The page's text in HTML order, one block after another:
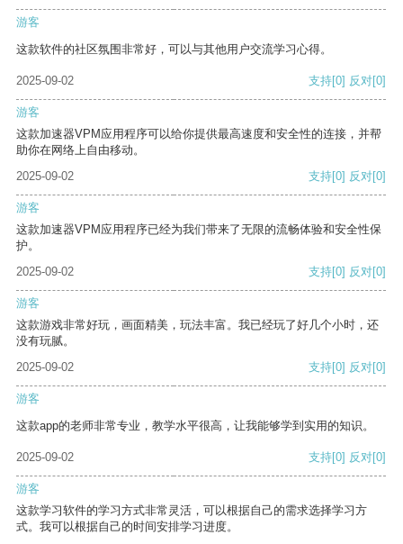
游客
这款软件的社区氛围非常好，可以与其他用户交流学习心得。
2025-09-02 支持[0] 反对[0]
游客
这款加速器VPM应用程序可以给你提供最高速度和安全性的连接，并帮
助你在网络上自由移动。
2025-09-02
支持[0] 反对[0]
游客
这款加速器VPM应用程序已经为我们带来了无限的流畅体验和安全性保
护。
2025-09-02
支持[0] 反对[0]
游客
这款游戏非常好玩，画面精美，玩法丰富。我已经玩了好几个小时，还
没有玩腻。
2025-09-02
支持[0] 反对[0]
游客
这款app的老师非常专业，教学水平很高，让我能够学到实用的知识。
2025-09-02 支持[0] 反对[0]
游客
这款学习软件的学习方式非常灵活，可以根据自己的需求选择学习方
式。我可以根据自己的时间安排学习进度。